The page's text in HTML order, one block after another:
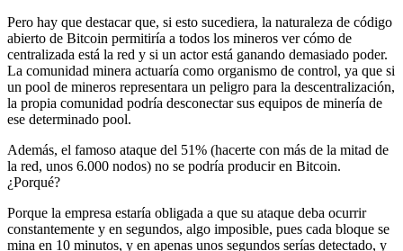
Pero hay que destacar que, si esto sucediera, la naturaleza de código
abierto de Bitcoin permitiría a todos los mineros ver cómo de
centralizada está la red y si un actor está ganando demasiado poder.
La comunidad minera actuaría como organismo de control, ya que si
un pool de mineros representara un peligro para la descentralización,
la propia comunidad podría desconectar sus equipos de minería de
ese determinado pool.
Además, el famoso ataque del 51% (hacerte con más de la mitad de
la red, unos 6.000 nodos) no se podría producir en Bitcoin.
¿Porqué?
Porque la empresa estaría obligada a que su ataque deba ocurrir
constantemente y en segundos, algo imposible, pues cada bloque se
mina en 10 minutos, y en apenas unos segundos serías detectado, y